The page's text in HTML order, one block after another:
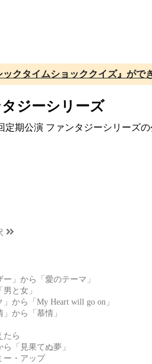
クタイムショッククイズ』がで
ジーシリーズ
期公演 ファンタジーシリーズ
」から「愛のテーマ」
と女」
から「My Heart will go on」
から「慕情」
たら
「見果てぬ夢」
ー・アップ